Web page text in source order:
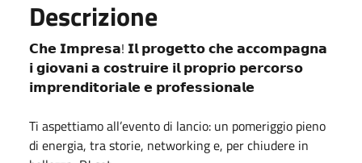
Descrizione
𝗖𝗵𝗲 𝗜𝗺𝗽𝗿𝗲𝘀𝗮! 𝗜𝗹 𝗽𝗿𝗼𝗴𝗲𝘁𝘁𝗼 𝗰𝗵𝗲 𝗮𝗰𝗰𝗼𝗺𝗽𝗮𝗴𝗻𝗮
𝗶 𝗴𝗶𝗼𝘃𝗮𝗻𝗶 𝗮 𝗰𝗼𝘀𝘁𝗿𝘂𝗶𝗿𝗲 𝗶𝗹 𝗽𝗿𝗼𝗽𝗿𝗶𝗼 𝗽𝗲𝗿𝗰𝗼𝗿𝘀𝗼
𝗶𝗺𝗽𝗿𝗲𝗻𝗱𝗶𝘁𝗼𝗿𝗶𝗮𝗹𝗲 𝗲 𝗽𝗿𝗼𝗳𝗲𝘀𝘀𝗶𝗼𝗻𝗮𝗹𝗲
Ti aspettiamo all’evento di lancio: un pomeriggio pieno
di energia, tra storie, networking e, per chiudere in